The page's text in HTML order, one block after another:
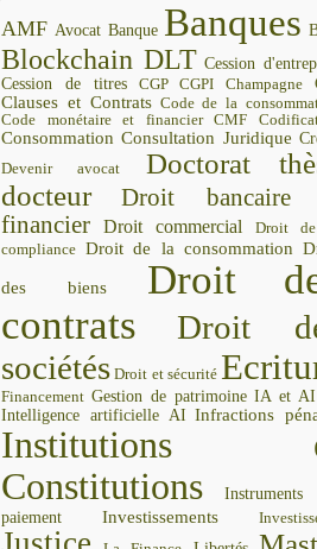
AMF Avocat Banque Banques
Blockchain DLT Cession
Cession de titres
CGP CGPI Champagne
Clauses et Contrats Code de la
Code monétaire et financier CMF
Consommation Consultation Juridique
Devenir avocat
Doctorat
docteur
Droit bancaire
financier
Droit commercial
Droit
compliance Droit de la consommation
des biens
Droit
contrats
Droit
sociétés Droit et sécurité
Financement Gestion de patrimoine IA et AI
Intelligence artificielle AI Infractions
Institutions
Constitutions
paiement
Investissements